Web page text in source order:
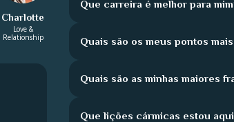
Charlotte
Love &
Relationship
Que carreira é melhor para
Quais são os meus pontos
Quais são as minhas maiores
Que lições cármicas estou